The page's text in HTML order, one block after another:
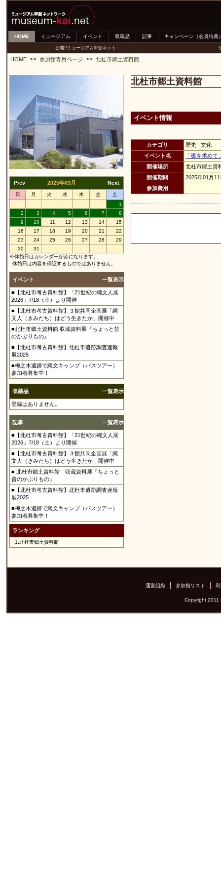
HOME ミュージアム イベント 収蔵品 記事 キャンペーン（会員特典
公開!!ミュージアム甲斐ネット
HOME >> 参加館専用ページ >> 北杜市郷土資料館
Prev 2025年03月 Next
日 月 火 水 木 金
土
1
2
3 4 5 6 7
8
9
10 11 12 13 14
15
16
17 18 19 20 21
22
23
24 25 26 27 28
29
30
31
※休館日はカレンダーが赤になります。
休館日は内容を保証するものではありません。
イベント 一覧表示
■【北杜市考古資料館】「21世紀の縄文人展
2026」7/18（土）より開催
■【北杜市考古資料館】３館共同企画展「縄
文人（きみたち）はどう生きたか」開催中
■北杜市郷土資料館 収蔵資料展『ちょっと昔
のかぶりもの』
■【北杜市考古資料館】北杜市遺跡調査速報
展2025
■梅之木遺跡で縄文キャンプ（バスツアー）
参加者募集中！
収蔵品 一覧表示
登録はありません。
記事 一覧表示
■【北杜市考古資料館】「21世紀の縄文人展
2026」7/18（土）より開催
■【北杜市考古資料館】３館共同企画展「縄
文人（きみたち）はどう生きたか」開催中
■ 北杜市郷土資料館 収蔵資料展『ちょっと
昔のかぶりもの』
■【北杜市考古資料館】北杜市遺跡調査速報
展2025
■梅之木遺跡で縄文キャンプ（バスツアー）
参加者募集中！
ランキング
1. 北杜市郷土資料館
北杜市郷土資料館
イベント情報
カテゴリ
歴史 文化
イベント名
「暖を求めて
開催場所
北杜市郷土資
開催期間
2025年01月
参加費用
運営組織 参加館リスト
Copyright 2011